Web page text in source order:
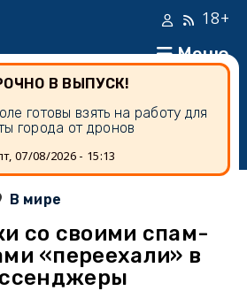
Меню
18+
В ВЫПУСК!
готовы взять на работу для
города от дронов
07/08/2026 - 15:13
В мире
со своими спам-
«переехали» в